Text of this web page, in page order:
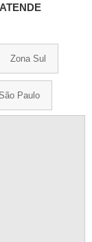
Zona Sul
Paulo